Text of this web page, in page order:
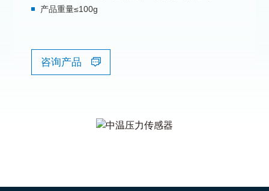
产品重量≤100g
咨询产品
现在有优惠活动么？